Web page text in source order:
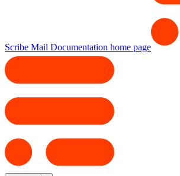
Scribe Mail Documentation home page